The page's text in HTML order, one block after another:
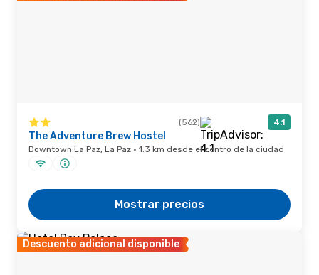
(562) 4.1
The Adventure Brew Hostel
Downtown La Paz, La Paz · 1.3 km desde el centro de la ciudad
Mostrar precios
Descuento adicional disponible